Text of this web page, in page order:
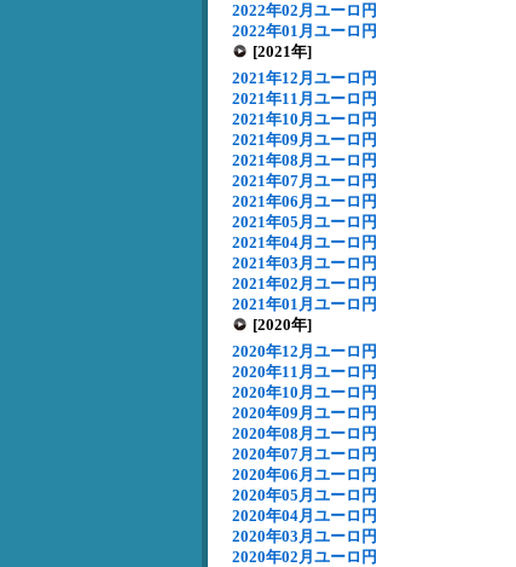
2022年02月ユーロ円
2022年01月ユーロ円
[2021年]
2021年12月ユーロ円
2021年11月ユーロ円
2021年10月ユーロ円
2021年09月ユーロ円
2021年08月ユーロ円
2021年07月ユーロ円
2021年06月ユーロ円
2021年05月ユーロ円
2021年04月ユーロ円
2021年03月ユーロ円
2021年02月ユーロ円
2021年01月ユーロ円
[2020年]
2020年12月ユーロ円
2020年11月ユーロ円
2020年10月ユーロ円
2020年09月ユーロ円
2020年08月ユーロ円
2020年07月ユーロ円
2020年06月ユーロ円
2020年05月ユーロ円
2020年04月ユーロ円
2020年03月ユーロ円
2020年02月ユーロ円